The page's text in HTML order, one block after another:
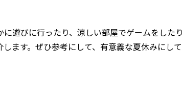
遊びに行ったり、涼しい部屋でゲームをした
ます。ぜひ参考にして、有意義な夏休みにして